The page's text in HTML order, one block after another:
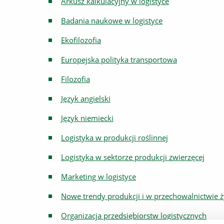
Badania naukowe w logistyce
Ekofilozofia
Europejska polityka transportowa
Filozofia
Język angielski
Język niemiecki
Logistyka w produkcji roślinnej
Logistyka w sektorze produkcji zwierzęcej
Marketing w logistyce
Nowe trendy produkcji i w przechowalnictwie
Organizacja przedsiębiorstw logistycznych